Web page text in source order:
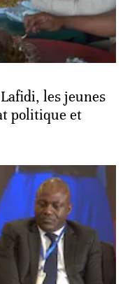
les jeunes
politique et